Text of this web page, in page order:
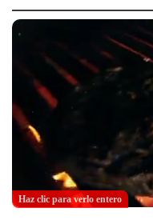
Haz clic para verlo entero